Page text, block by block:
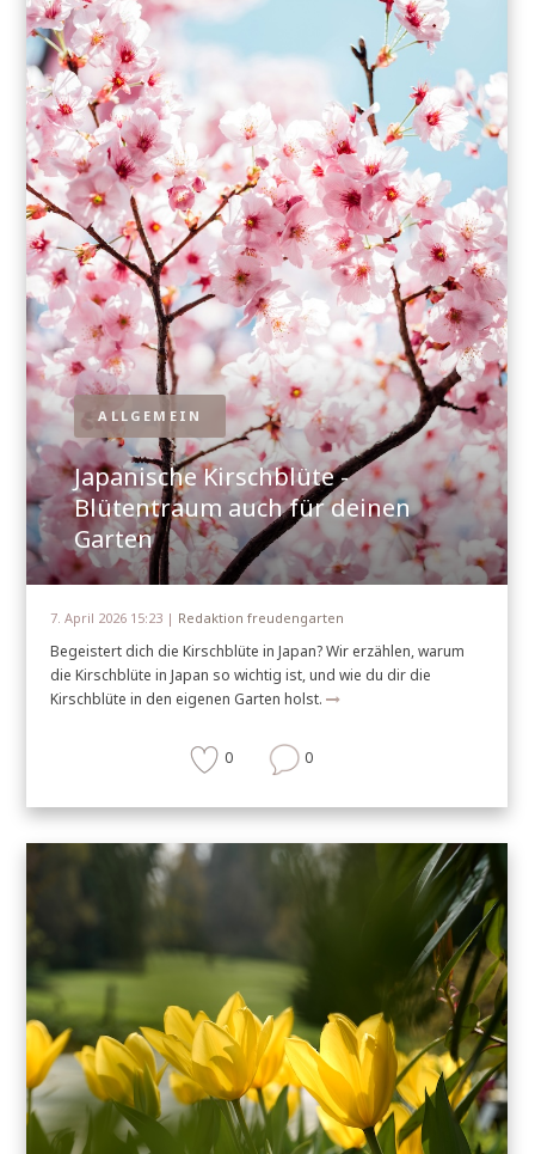
ALLGEMEIN
Japanische Kirschblüte -
Blütentraum auch für deinen
Garten
7. April 2026 15:23 | Redaktion freudengarten
Begeistert dich die Kirschblüte in Japan? Wir erzählen, warum
die Kirschblüte in Japan so wichtig ist, und wie du dir die
Kirschblüte in den eigenen Garten holst.
0 0